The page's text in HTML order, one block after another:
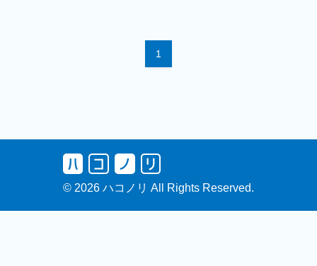
1
© 2026 ハコノリ All Rights Reserved.